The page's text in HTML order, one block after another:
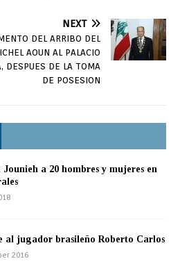
NEXT
DEL ARRIBO DEL
AOUN AL PALACIO
DESPUES DE LA TOMA
DE POSESION
a 20 hombres y mujeres en
al jugador brasileño Roberto Carlos
2016